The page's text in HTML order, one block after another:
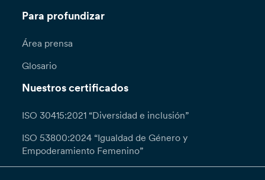
Para profundizar
Área prensa
Glosario
Nuestros certificados
ISO 30415:2021 “Diversidad e inclusión”
ISO 53800:2024 “Igualdad de Género y
Empoderamiento Femenino”